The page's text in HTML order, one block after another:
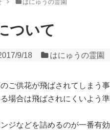
はにゅうの霊園
ついて
9/18 はにゅうの霊園
ご供花が飛ばされてしまう事
場合は飛ばされにくいよう準
ジなどを詰めるのが一番有効